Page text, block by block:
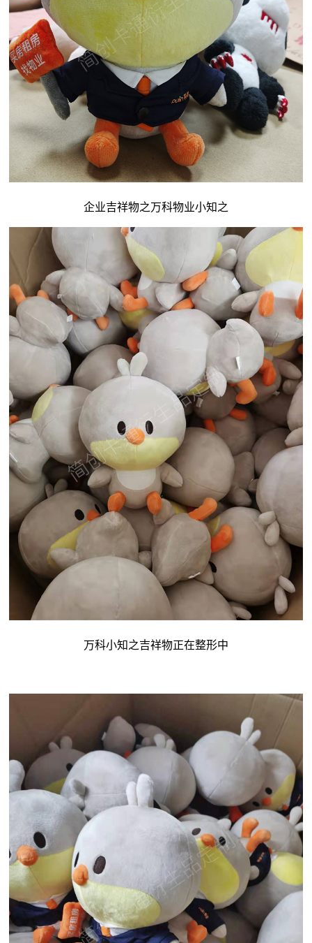
企业吉祥物之万科物业小知之
万科小知之吉祥物正在整形中